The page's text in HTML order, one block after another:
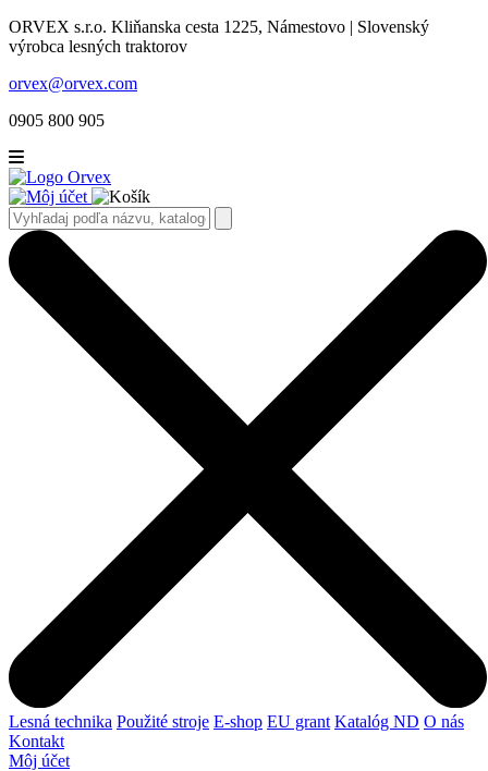
ORVEX s.r.o. Kliňanska cesta 1225, Námestovo | Slovenský
výrobca lesných traktorov
orvex@orvex.com
0905 800 905
Lesná technika Použité stroje E-shop EU grant Katalóg ND O nás
Kontakt
Môj účet